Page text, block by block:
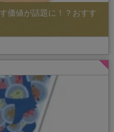
価値が話題に！？おすす